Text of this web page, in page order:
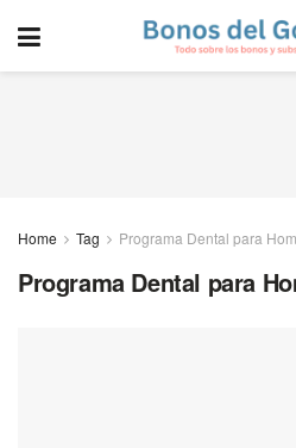
Home Tag Programa Dental para
Programa Dental para